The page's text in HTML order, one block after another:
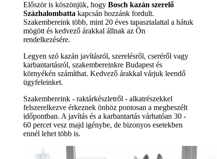
Először is köszönjük, hogy Bosch kazán szerelő
Százhalombatta kapcsán hozzánk fordult.
Szakembereink több, mint 20 éves tapasztalattal a hátuk
mögött és kedvező árakkal állnak az Ön
rendelkezésére.
Legyen szó kazán javításról, szerelésről, cseréről vagy
karbantartásról, szakembereinkre Budapest és
környékén számíthat. Kedvező árakkal várjuk leendő
ügyfeleinket.
Szakembereink - raktárkészletről - alkatrészekkel
felszerelkezve érkeznek önhöz pontosan a megbeszélt
időpontban. A javítás és a karbantartás várhatóan 30 -
60 percet vesz majd igénybe, de bizonyos esetekben
ennél lehet több is.